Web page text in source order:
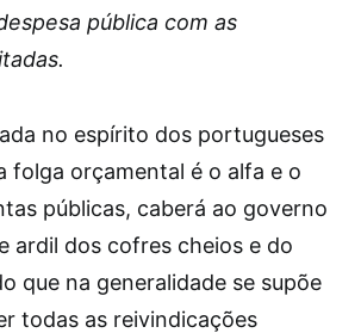
pública com as
no espírito dos portugueses
folga orçamental é o alfa e o
públicas, caberá ao governo
ardil dos cofres cheios e do
que na generalidade se supõe
todas as reivindicações